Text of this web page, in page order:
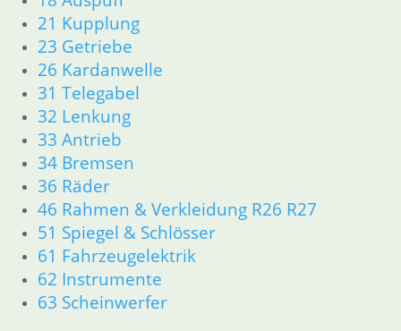
21 Kupplung
23 Getriebe
26 Kardanwelle
31 Telegabel
32 Lenkung
33 Antrieb
34 Bremsen
36 Räder
46 Rahmen & Verkleidung R26 R27
51 Spiegel & Schlösser
61 Fahrzeugelektrik
62 Instrumente
63 Scheinwerfer
46 Rahmen Verkleidung
61 Fahrzeugelektrik
R25 /3
11 Motor R25/3
Dichtungen
Zylinderkopf
12 Motorelektrik
13 Vergaser
16 Tank
18 Auspuff
21 Kupplung
23 Getriebe
31 Telegabel
32 Lenkung
33 Antrieb